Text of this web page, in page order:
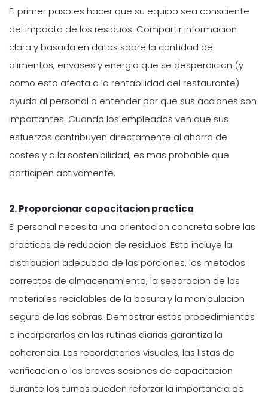
El primer paso es hacer que su equipo sea consciente
del impacto de los residuos. Compartir informacion
clara y basada en datos sobre la cantidad de
alimentos, envases y energia que se desperdician (y
como esto afecta a la rentabilidad del restaurante)
ayuda al personal a entender por que sus acciones son
importantes. Cuando los empleados ven que sus
esfuerzos contribuyen directamente al ahorro de
costes y a la sostenibilidad, es mas probable que
participen activamente.
2. Proporcionar capacitacion practica
El personal necesita una orientacion concreta sobre las
practicas de reduccion de residuos. Esto incluye la
distribucion adecuada de las porciones, los metodos
correctos de almacenamiento, la separacion de los
materiales reciclables de la basura y la manipulacion
segura de las sobras. Demostrar estos procedimientos
e incorporarlos en las rutinas diarias garantiza la
coherencia. Los recordatorios visuales, las listas de
verificacion o las breves sesiones de capacitacion
durante los turnos pueden reforzar la importancia de